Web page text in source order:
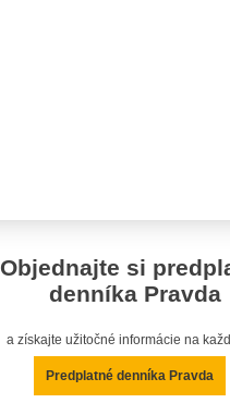
Objednajte si
denníka Pravda
a získajte užitočné informácie na
Predplatné denníka Pravda